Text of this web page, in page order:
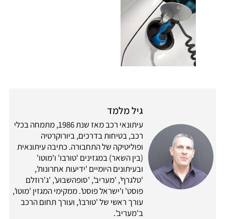
גיל מלמד
עיתונאי רכב מאז שנת 1986, מתמחה בכלי
רכב, בטיחות בדרכים, ביורוקרטיה
ופוליטיקה של התחבורה. כתיבה עיתונאית
(בין השאר) במגזינים 'טורבו' ו'מוטו'
ובעיתונים היומיים 'ידיעות אחרונות',
'טלגרף', 'מעריב', 'סופהשבוע', 'ג'רוזלם
פוסט' ו'ישראל פוסט'. ממקימי המגזין 'מוטו',
עורך ראשי של 'טורבו', ועורך תחום הרכב
ב'מעריב'.